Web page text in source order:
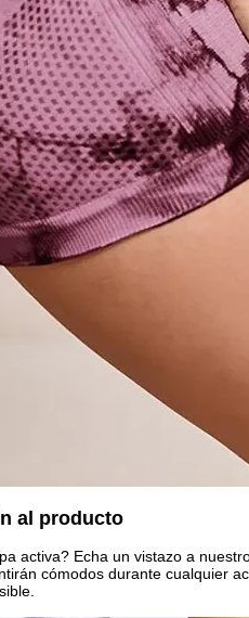
al producto
activa? Echa un vistazo a
cómodos durante cualquier